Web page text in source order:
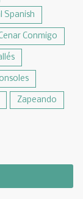
Spanish
Conmigo
Zapeando